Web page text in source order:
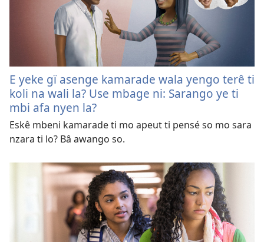
E yeke gï asenge kamarade wala yengo terê ti
koli na wali la? Use mbage ni: Sarango ye ti
mbi afa nyen la?
Eskê mbeni kamarade ti mo apeut ti pensé so mo sara
nzara ti lo? Bâ awango so.